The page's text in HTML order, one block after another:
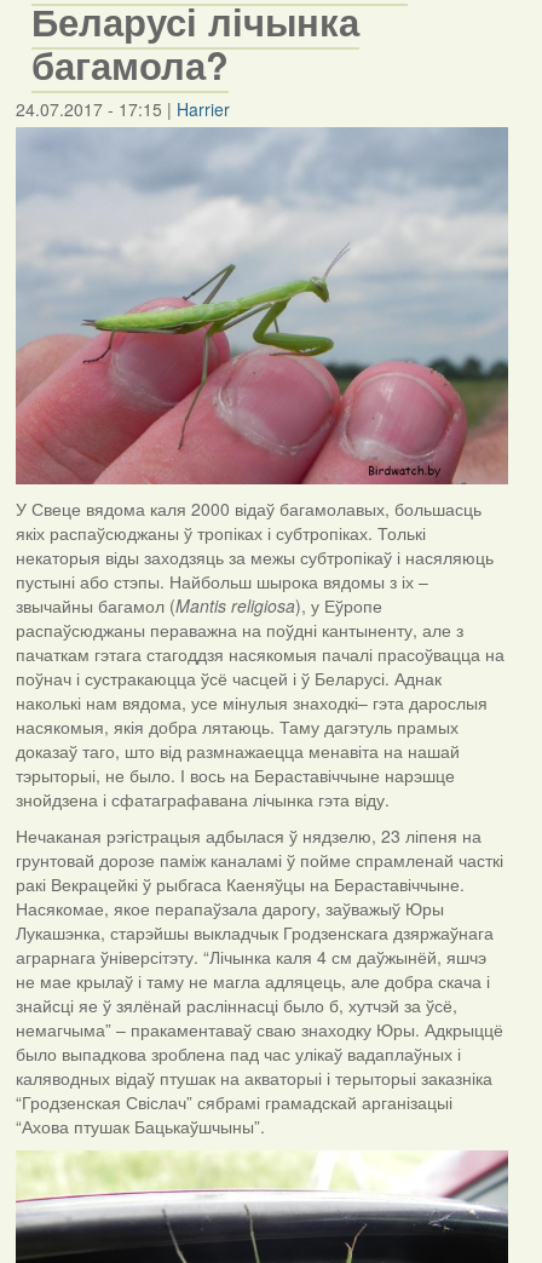
Беларусі лічынка
багамола?
24.07.2017 - 17:15 | Harrier
У Свеце вядома каля 2000 відаў багамолавых, большасць
якіх распаўсюджаны ў тропіках і субтропіках. Толькі
некаторыя віды заходзяць за межы субтропікаў і насяляюць
пустыні або стэпы. Найбольш шырока вядомы з іх –
звычайны багамол (Mantis religiosa), у Еўропе
распаўсюджаны пераважна на поўдні кантыненту, але з
пачаткам гэтага стагоддзя насякомыя пачалі прасоўвацца на
поўнач і сустракаюцца ўсё часцей і ў Беларусі. Аднак
наколькі нам вядома, усе мінулыя знаходкі– гэта дарослыя
насякомыя, якія добра лятаюць. Таму дагэтуль прамых
доказаў таго, што від размнажаецца менавіта на нашай
тэрыторыі, не было. І вось на Бераставіччыне нарэшце
знойдзена і сфатаграфавана лічынка гэта віду.
Нечаканая рэгістрацыя адбылася ў нядзелю, 23 ліпеня на
грунтовай дорозе паміж каналамі ў пойме спрамленай часткі
ракі Векрацейкі ў рыбгаса Каеняўцы на Бераставіччыне.
Насякомае, якое перапаўзала дарогу, заўважыў Юры
Лукашэнка, старэйшы выкладчык Гродзенскага дзяржаўнага
аграрнага ўніверсітэту. “Лічынка каля 4 см даўжынёй, яшчэ
не мае крылаў і таму не магла адляцець, але добра скача і
знайсці яе ў зялёнай расліннасці было б, хутчэй за ўсё,
немагчыма” – пракаментаваў сваю знаходку Юры. Адкрыццё
было выпадкова зроблена пад час улікаў вадаплаўных і
каляводных відаў птушак на акваторыі і терыторыі заказніка
“Гродзенская Свіслач” сябрамі грамадскай арганізацыі
“Ахова птушак Бацькаўшчыны”.